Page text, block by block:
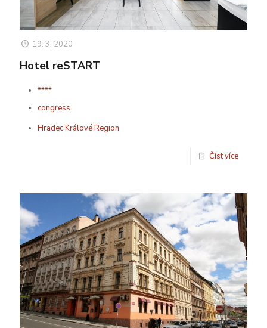
19. 3. 2020
Hotel reSTART
****
congress
Hradec Králové Region
Číst více